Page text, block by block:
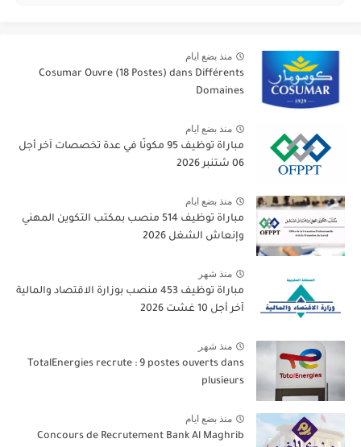
منذ بضع ايام
Cosumar Ouvre (18 Postes) dans Différents
Domaines
منذ بضع ايام
مباراة توظيف 95 مكونًا في عدة تخصصات آخر أجل
06 شتنبر 2026
منذ بضع ايام
مباراة توظيف 514 منصب بمكتب التكوين المهني
وإنعاش الشغل 2026
منذ شهر
مباراة توظيف 453 منصب بوزارة الاقتصاد والمالية
آخر أجل 10 غشت 2026
منذ شهر
TotalEnergies recrute : 9 postes ouverts dans
plusieurs
منذ بضع ايام
Concours de Recrutement Bank Al Maghrib